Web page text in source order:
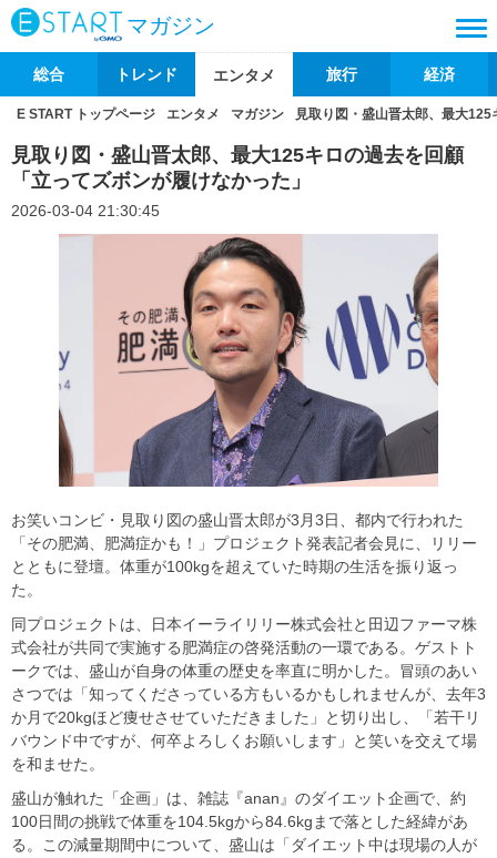
マガジン
総合 トレンド エンタメ 旅行 経済
E START トップページ エンタメ マガジン 見取り図・盛山晋太郎、最大
見取り図・盛山晋太郎、最大125キロの過去を回顧
「立ってズボンが履けなかった」
2026-03-04 21:30:45
お笑いコンビ・見取り図の盛山晋太郎が3月3日、都内で行われた
「その肥満、肥満症かも！」プロジェクト発表記者会見に、リリー
とともに登壇。体重が100kgを超えていた時期の生活を振り返っ
た。
同プロジェクトは、日本イーライリリー株式会社と田辺ファーマ株
式会社が共同で実施する肥満症の啓発活動の一環である。ゲストト
ークでは、盛山が自身の体重の歴史を率直に明かした。冒頭のあい
さつでは「知ってくださっている方もいるかもしれませんが、去年3
か月で20kgほど痩せさせていただきました」と切り出し、「若干リ
バウンド中ですが、何卒よろしくお願いします」と笑いを交えて場
を和ませた。
盛山が触れた「企画」は、雑誌『anan』のダイエット企画で、約
100日間の挑戦で体重を104.5kgから84.6kgまで落とした経緯があ
る。この減量期間中について、盛山は「ダイエット中は現場の人が